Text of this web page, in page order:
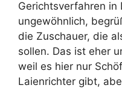
Gerichtsverfahren in
ungewöhnlich,
die Zuschauer, die
sollen. Das ist eher
weil es hier nur
Laienrichter gibt,